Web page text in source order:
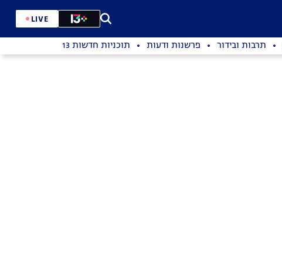
LIVE
תרבות ובידור פרשנות ודעות תוכניות חדשות 13